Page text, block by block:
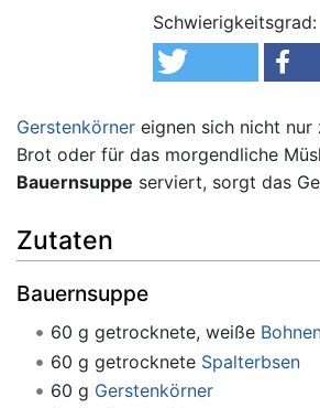
Schwierigkeitsgrad:
Gerstenkörner eignen sich nicht nur
Brot oder für das morgendliche
Bauernsuppe serviert, sorgt das
Zutaten
Bauernsuppe
60 g getrocknete, weiße
60 g getrocknete Spalterbsen
60 g Gerstenkörner